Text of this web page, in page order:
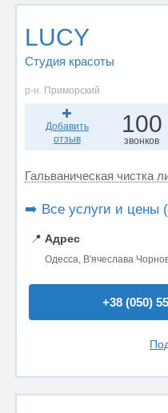
LUCY
Студия красоты
р-н. Приморский
Добавить
отзыв
100
звонков
Гальваническая чистка
➡️ Все услуги и цены
📍 Адрес
Одесса, В'ячеслава
+38 (050)